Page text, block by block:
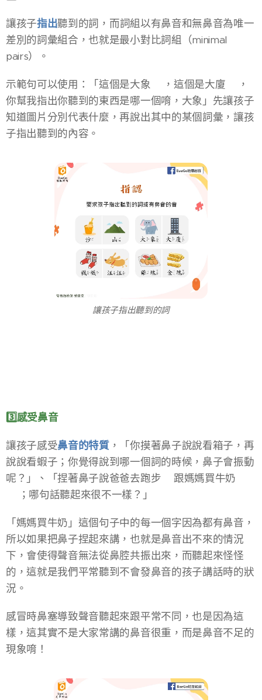
讓孩子指出聽到的詞，而詞組以有鼻音和無鼻音為唯一
差別的詞彙組合，也就是最小對比詞組（minimal
pairs）。
​示範句可以使用：「這個是大象🐘，這個是大廈🏬，
你幫我指出你聽到的東西是哪一個唷，大象」先讓孩子
知道圖片分別代表什麼，再說出其中的某個詞彙，讓孩
子指出聽到的內容。
讓孩子指出聽到的詞
3️⃣感受鼻音​
讓孩子感受鼻音的特質​，「你摸著鼻子說說看箱子，再
說說看蝦子；你覺得說到哪一個詞的時候，鼻子會振動
呢？」​、「捏著鼻子說爸爸去跑步🏃跟媽媽買牛奶
🥛；哪句話聽起來很不一樣？」​
「媽媽買牛奶」這個句子中的每一個字因為都有鼻音，
所以如果把鼻子捏起來講，也就是鼻音出不來的情況
下，會使得聲音無法從鼻腔共振出來，而聽起來怪怪
的，這就是我們平常聽到不會發鼻音的孩子講話時的狀
況。
感冒時鼻塞導致聲音聽起來跟平常不同，也是因為這
樣，這其實不是大家常講的鼻音很重，而是鼻音不足的
現象唷！